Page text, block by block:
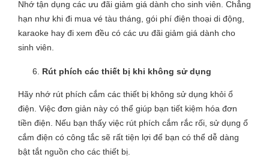
Nhớ tận dụng các ưu đãi giảm giá dành cho sinh viên. Chẳng
hạn như khi đi mua vé tàu tháng, gói phí điện thoại di động,
karaoke hay đi xem đều có các ưu đãi giảm giá dành cho
sinh viên.
Rút phích các thiết bị khi không sử dụng
Hãy nhớ rút phích cắm các thiết bị không sử dụng khỏi ổ
điện. Việc đơn giản này có thể giúp bạn tiết kiệm hóa đơn
tiền điện. Nếu bạn thấy việc rút phích cắm rắc rối, sử dụng ổ
cắm điện có công tắc sẽ rất tiện lợi để bạn có thể dễ dàng
bật tắt nguồn cho các thiết bị.